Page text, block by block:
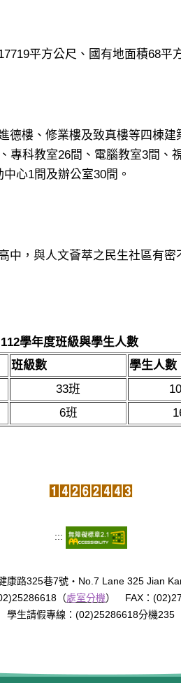
平方公尺、國有地面積68平
德樓、修業樓及致真樓等四棟建
專科教室26間、電腦教室3間、
心1間及辦公室30間。
中，與人文薈萃之民生社區有
112學年度班級與學生人數
班級數
學生人數
33班
6班
:::
康路325巷7號‧No.7 Lane 325 Jian
（處室分機） FAX：
學生請假專線：(02)25286618分機235